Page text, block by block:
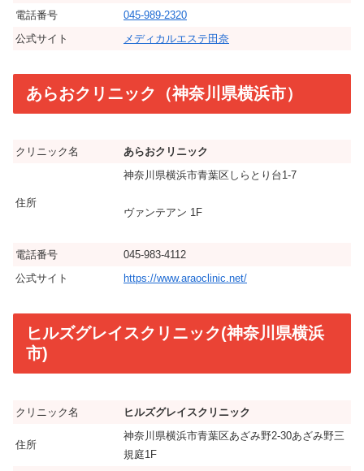
電話番号
045-989-2320
公式サイト
メディカルエステ田奈
あらおクリニック（神奈川県横浜市）
クリニック名 あらおクリニック
住所
神奈川県横浜市青葉区しらとり台1-7
ヴァンテアン 1F
電話番号
045-983-4112
公式サイト
https://www.araoclinic.net/
ヒルズグレイスクリニック(神奈川県横浜
市)
クリニック名 ヒルズグレイスクリニック
住所
神奈川県横浜市青葉区あざみ野2-30あざみ野三
規庭1F